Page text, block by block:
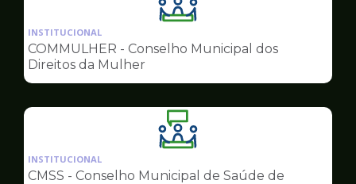
Ilustração
da
pagina
Conselhos
INSTITUCIONAL
COMMULHER - Conselho Municipal dos
Direitos da Mulher
Ilustração
da
pagina
INSTITUCIONAL
CMSS - Conselho Municipal de Saúde de